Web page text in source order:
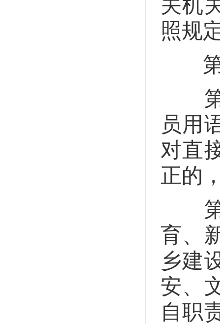
关机
照规
第
第
员用
对直
正的
第
育、
乡建
安、
自职